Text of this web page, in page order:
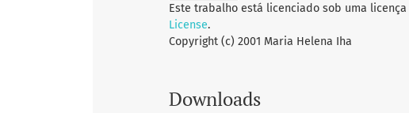
Este trabalho está licenciado sob uma licença
License.
Copyright (c) 2001 Maria Helena Iha
Downloads